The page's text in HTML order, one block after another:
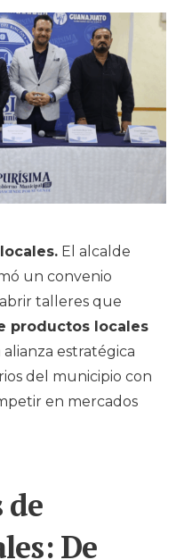
El alcalde
un convenio
talleres que
productos locales
estratégica
del municipio con
en mercados
de
De